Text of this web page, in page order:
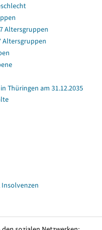
Altersgruppen
Altersgruppen
Thüringen am 31.12.2035